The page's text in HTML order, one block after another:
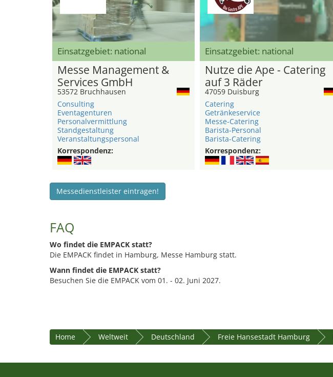
Einsatzgebiet: national
Messe Management &
Services GmbH
53572 Bruchhausen
Consulting
Eventagenturen
Personalvermittlung
Standgestaltung
Veranstaltungspersonal
Korrespondenz:
Einsatzgebiet: national
Nutze die Ape - Catering
auf 3 Räder
47059 Duisburg
Catering
Getränkeservice
Messe-Catering
Barista-Personal
Barista-Catering
Korrespondenz:
Messedienstleister eintragen!
FAQ
Wo findet die EMPACK statt?
Die EMPACK findet in Hamburg, Messe Hamburg statt.
Wann findet die EMPACK statt?
Besuchen Sie die EMPACK vom 01. - 02. Juni 2027.
Home Weltweit Deutschland Freie Hansestadt Hamburg